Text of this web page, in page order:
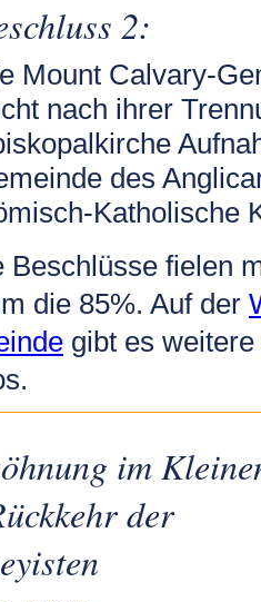
2:
Mount Calvary-
nach ihrer
des
Katholische
Beschlüsse fielen
die 85%. Auf der
gibt es
im
der